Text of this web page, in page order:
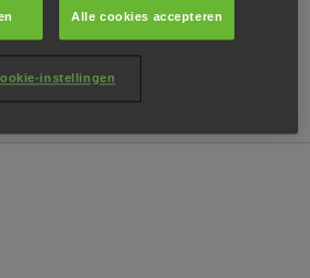
Alle cookies accepteren
instellingen